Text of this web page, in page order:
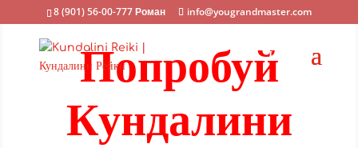
8 (901) 56-00-777 Роман info@yougrandmaster.com
Попробуй
Кундалини